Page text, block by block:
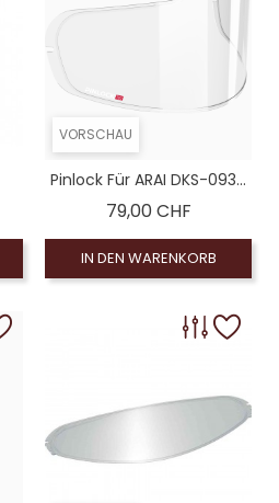
VORSCHAU
Pinlock Für ARAI DKS-093...
79,00 CHFPreis
IN DEN WARENKORB